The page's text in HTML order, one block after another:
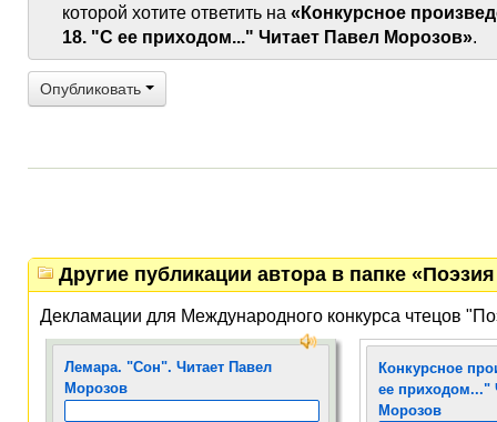
которой хотите ответить на «Конкурсное
18. "С ее приходом..." Читает Павел Морозов».
Опубликовать
Другие публикации автора в папке
Декламации для Международного конкурса чтецов
Лемара. "Сон". Читает Павел
Морозов
Конкурсное
ее приходом..."
Морозов